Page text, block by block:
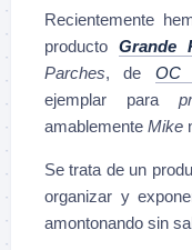
Recientemente
producto Grande
Parches, de OC
ejemplar para
amablemente Mike
Se trata de un
organizar y
amontonando sin